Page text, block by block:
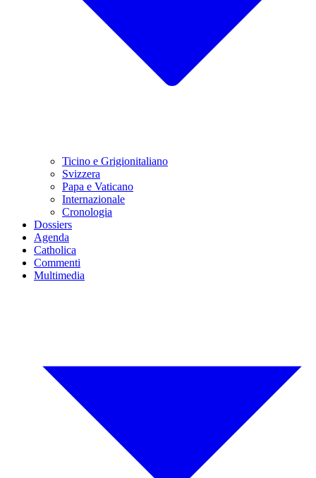
Ticino e Grigionitaliano
Svizzera
Papa e Vaticano
Internazionale
Cronologia
Dossiers
Agenda
Catholica
Commenti
Multimedia